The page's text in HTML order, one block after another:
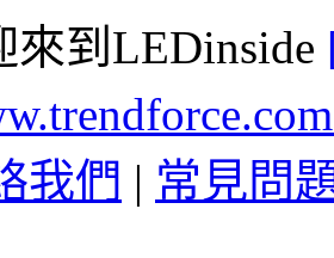
來到LEDinside
我們 | 常見問